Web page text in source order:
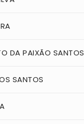
DA PAIXÃO SANTOS
SANTOS